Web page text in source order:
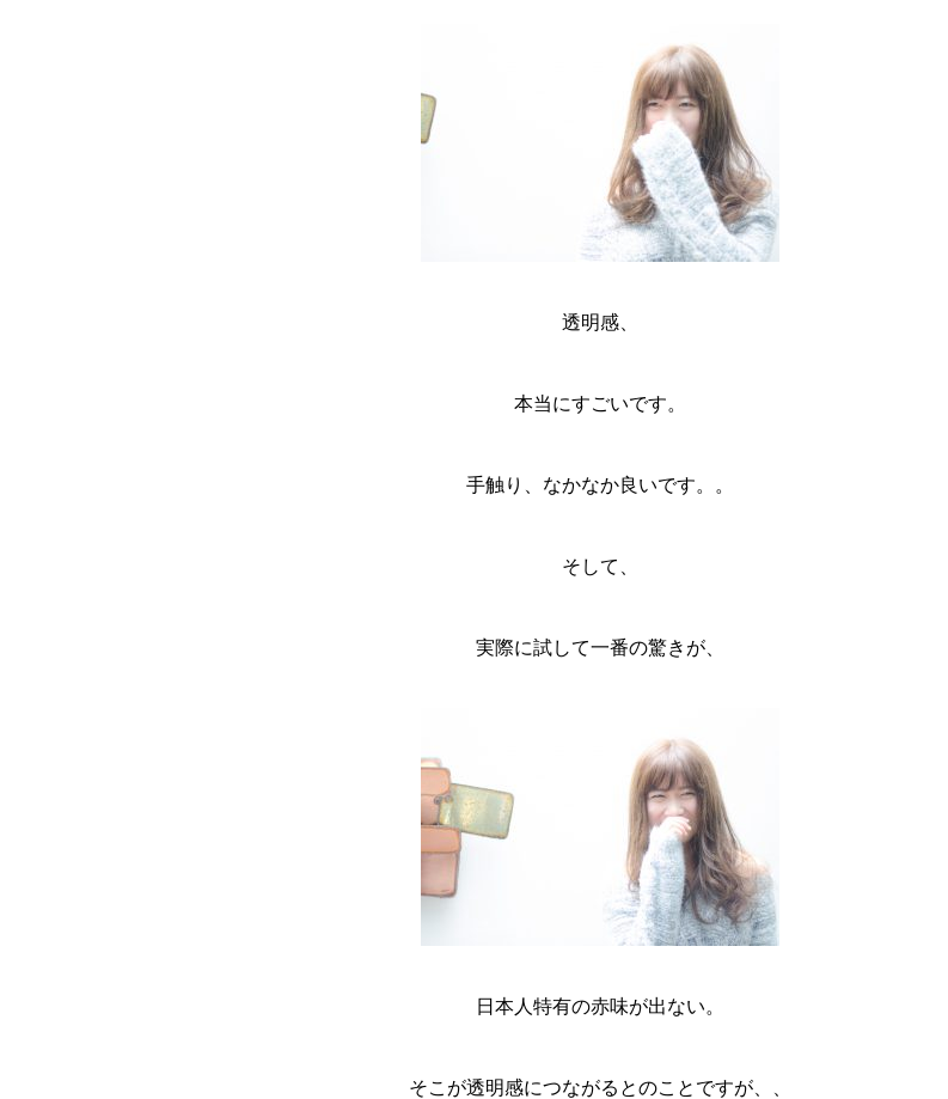
透明感、
本当にすごいです。
手触り、なかなか良いです。。
そして、
実際に試して一番の驚きが、
日本人特有の赤味が出ない。
そこが透明感につながるとのことですが、、